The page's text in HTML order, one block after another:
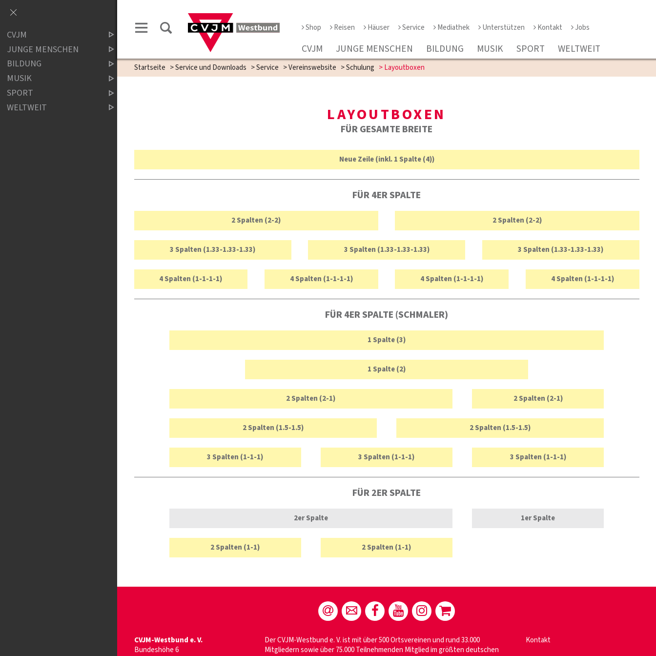
Shop Reisen Häuser Service Mediathek Unterstützen Kontakt Jobs
CVJM JUNGE MENSCHEN BILDUNG MUSIK SPORT WELTWEIT
Startseite >Service und Downloads >Service >Vereinswebsite >Schulung >Layoutboxen
LAYOUTBOXEN
FÜR GESAMTE BREITE
Neue Zeile (inkl. 1 Spalte (4))
FÜR 4ER SPALTE
2 Spalten (2-2) 2 Spalten (2-2)
3 Spalten (1.33-1.33-1.33) 3 Spalten (1.33-1.33-1.33) 3 Spalten (1.33-1.33-1.33)
4 Spalten (1-1-1-1) 4 Spalten (1-1-1-1) 4 Spalten (1-1-1-1) 4 Spalten (1-1-1-1)
FÜR 4ER SPALTE (SCHMALER)
1 Spalte (3)
1 Spalte (2)
2 Spalten (2-1) 2 Spalten (2-1)
2 Spalten (1.5-1.5) 2 Spalten (1.5-1.5)
3 Spalten (1-1-1) 3 Spalten (1-1-1) 3 Spalten (1-1-1)
FÜR 2ER SPALTE
2er Spalte
2 Spalten (1-1) 2 Spalten (1-1)
1er Spalte
CVJM-Westbund e. V.
Bundeshöhe 6
Der CVJM-Westbund e. V. ist mit über 500 Ortsvereinen und rund 33.000
Mitgliedern sowie über 75.000 Teilnehmenden Mitglied im größten deutschen
Kontakt
CVJM
JUNGE MENSCHEN
BILDUNG
MUSIK
SPORT
WELTWEIT